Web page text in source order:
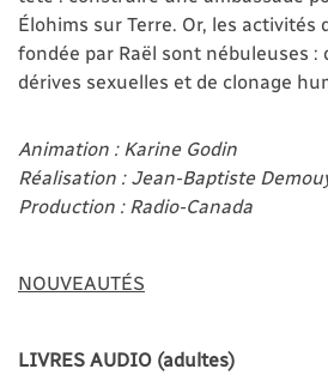
Élohims sur Terre. Or, les activités
fondée par Raël sont nébuleuses :
dérives sexuelles et de clonage
Animation : Karine Godin
Réalisation : Jean-Baptiste
Production : Radio-Canada
NOUVEAUTÉS
LIVRES AUDIO (adultes)